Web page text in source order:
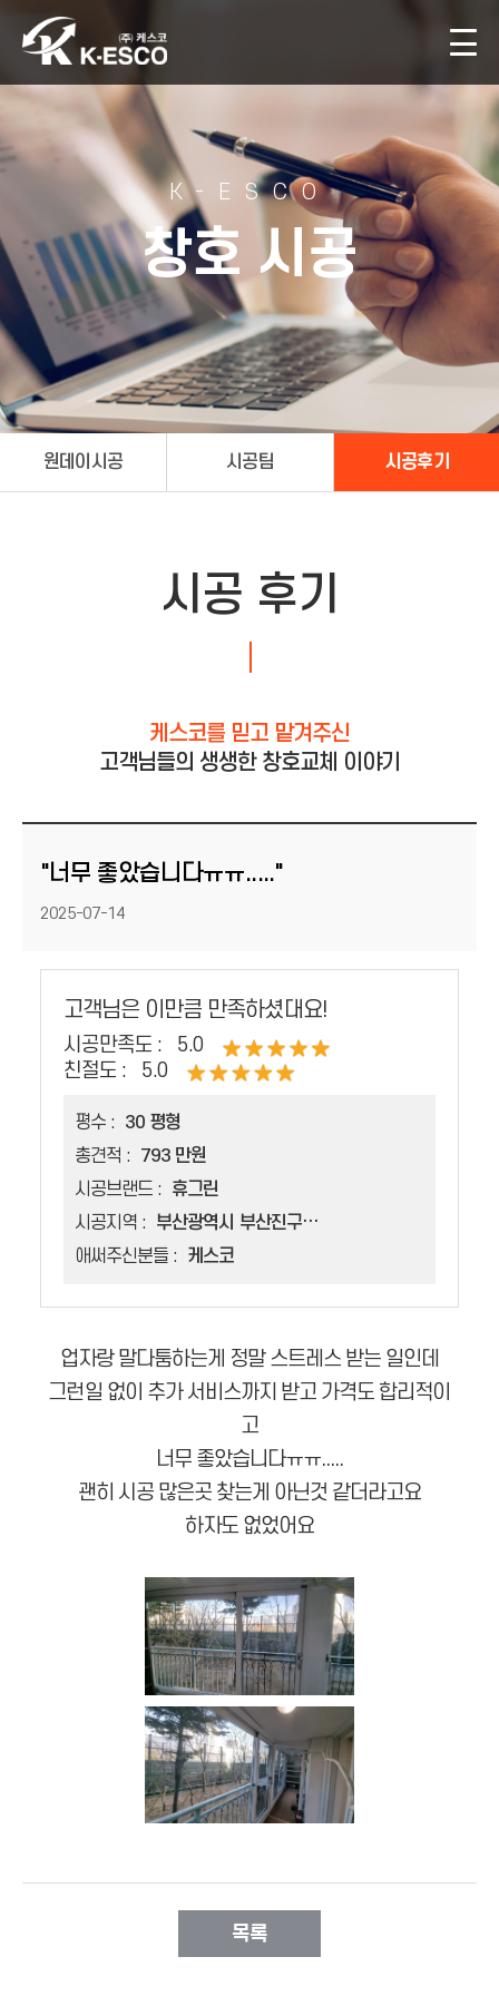
K-ESCO
창호 시공
원데이시공 시공팀 시공후기
시공 후기
케스코를 믿고 맡겨주신
고객님들의 생생한 창호교체 이야기
"너무 좋았습니다ㅠㅠ....."
등록일
2025-07-14
고객님은 이만큼 만족하셨대요!
시공만족도 :
5.0
친절도 :
5.0
평수 :
30 평형
총견적 :
793 만원
시공브랜드 :
휴그린
시공지역 :
부산광역시 부산진구 부암동
애써주신분들 :
케스코
업자랑 말다툼하는게 정말 스트레스 받는 일인데
그런일 없이 추가 서비스까지 받고 가격도 합리적이
고
너무 좋았습니다ㅠㅠ.....
괜히 시공 많은곳 찾는게 아닌것 같더라고요
하자도 없었어요
목록